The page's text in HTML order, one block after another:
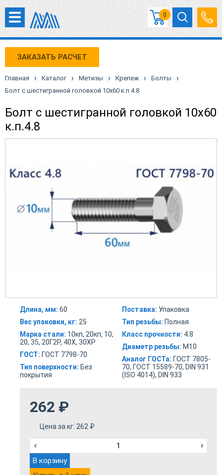
0
ЗАКАЗАТЬ РАСЧЕТ
Главная › Каталог › Метизы › Крепеж › Болты ›
Болт с шестигранной головкой 10х60 к.п.4.8
Болт с шестигранной головкой 10х60
к.п.4.8
Длина, мм: 60
Вес упаковки, кг: 25
Марка стали: 10кп, 20кп, 10,
20, 35, 20Г2Р, 40Х, 30ХР
ГОСТ: ГОСТ 7798-70
Тип поверхности: Без
покрытия
Поставка: Упаковка
Тип резьбы: Полная
Класс прочности: 4.8
Диаметр резьбы: М10
Аналог ГОСТа: ГОСТ 7805-
70, ГОСТ 15589-70, DIN 931
(ISO 4014), DIN 933
262 ₽
Цена за кг: 262 ₽
В корзину